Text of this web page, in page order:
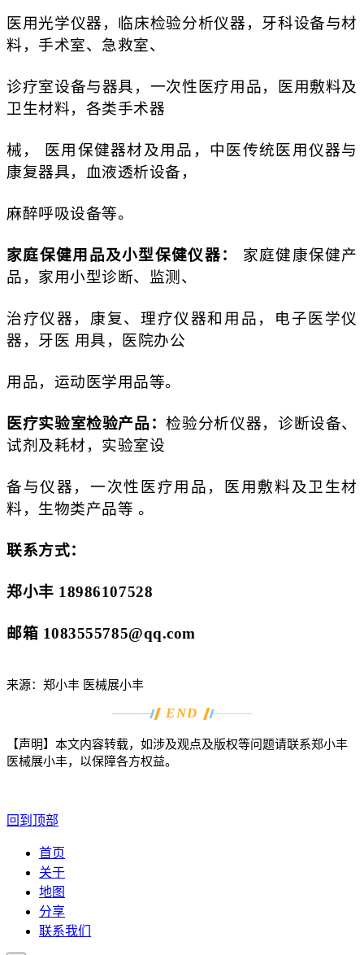
医用光学仪器，临床检验分析仪器，牙科设备与材
料，手术室、急救室、
诊疗室设备与器具，一次性医疗用品，医用敷料及
卫生材料，各类手术器
械， 医用保健器材及用品，中医传统医用仪器与
康复器具，血液透析设备，
麻醉呼吸设备等。
家庭保健用品及小型保健仪器： 家庭健康保健产
品，家用小型诊断、监测、
治疗仪器，康复、理疗仪器和用品，电子医学仪
器，牙医 用具，医院办公
用品，运动医学用品等。
医疗实验室检验产品：检验分析仪器，诊断设备、
试剂及耗材，实验室设
备与仪器，一次性医疗用品，医用敷料及卫生材
料，生物类产品等 。
联系方式：
郑小丰 18986107528
邮箱 1083555785@qq.com
来源：郑小丰 医械展小丰
END
【声明】本文内容转载，如涉及观点及版权等问题请联系郑小丰
医械展小丰，以保障各方权益。
回到顶部
首页
关于
地图
分享
联系我们